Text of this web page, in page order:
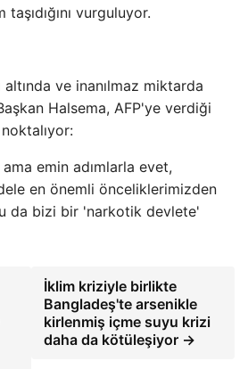
vurguluyor.
altında ve inanılmaz miktarda
Halsema, AFP'ye verdiği
emin adımlarla evet,
en önemli önceliklerimizden
da bizi bir 'narkotik devlete'
İklim kriziyle birlikte
Bangladeş'te arsenikle
kirlenmiş içme suyu krizi
daha da kötüleşiyor →